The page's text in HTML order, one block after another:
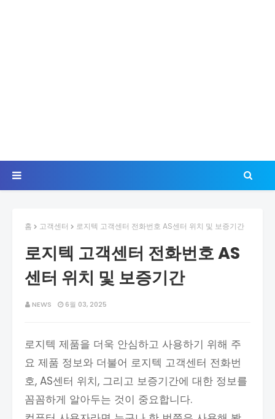
홈 고객센터 로지텍 고객센터 전화번호 AS센터 위치 및 보증기간
로지텍 고객센터 전화번호 AS
센터 위치 및 보증기간
NEWS 6월 03, 2025
로지텍 제품을 더욱 안심하고 사용하기 위해 주
요 제품 정보와 더불어 로지텍 고객센터 전화번
호, AS센터 위치, 그리고 보증기간에 대한 정보를
꼼꼼하게 알아두는 것이 중요합니다.